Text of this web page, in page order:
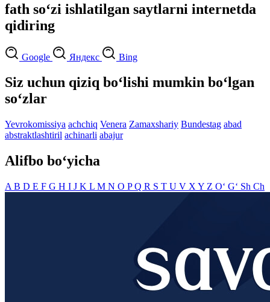
fath so‘zi ishlatilgan saytlarni internetda
qidiring
Google Яндекс Bing
Siz uchun qiziq bo‘lishi mumkin bo‘lgan
so‘zlar
Yevrokomissiya achchiq Venera Zamaxshariy Bundestag abad
abstraktlashtiril achinarli abajur
Alifbo bo‘yicha
A B D E F G H I J K L M N O PQ R S T U V X Y Z O‘ G‘ Sh Ch